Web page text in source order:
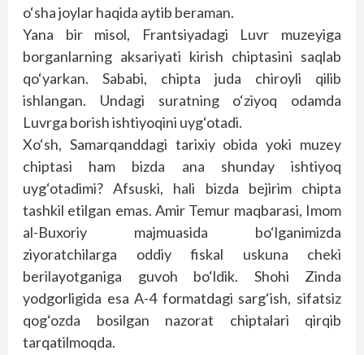
o‘sha joylar haqida aytib beraman.
Yana bir misol, Frantsiyadagi Luvr muzeyiga
borganlarning aksariyati kirish chiptasini saqlab
qo‘yarkan. Sababi, chipta juda chiroyli qilib
ishlangan. Undagi suratning o‘ziyoq odamda
Luvrga borish ishtiyoqini uyg‘otadi.
Xo‘sh, Samarqanddagi tarixiy obida yoki muzey
chiptasi ham bizda ana shunday ishtiyoq
uyg‘otadimi? Afsuski, hali bizda bejirim chipta
tashkil etilgan emas. Amir Temur maqbarasi, Imom
al-Buxoriy majmuasida bo‘lganimizda
ziyoratchilarga oddiy fiskal uskuna cheki
berilayotganiga guvoh bo‘ldik. Shohi Zinda
yodgorligida esa A-4 formatdagi sarg‘ish, sifatsiz
qog‘ozda bosilgan nazorat chiptalari qirqib
tarqatilmoqda.